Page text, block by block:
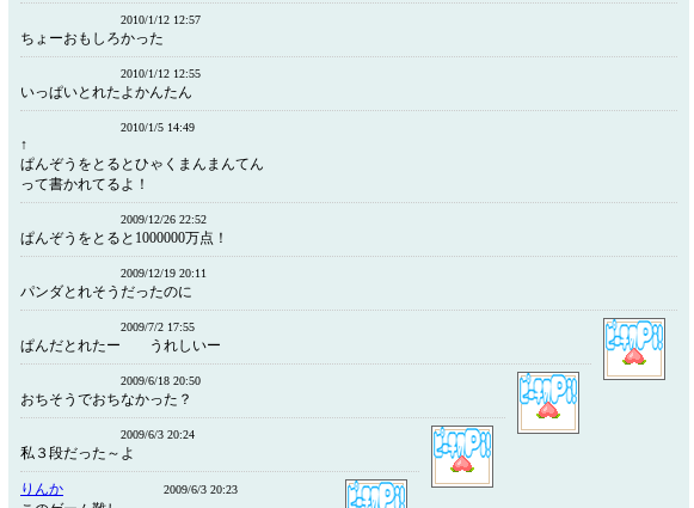
2010/1/12 12:57
ちょーおもしろかった
2010/1/12 12:55
いっぱいとれたよかんたん
2010/1/5 14:49
↑
ぱんぞうをとるとひゃくまんまんてん
って書かれてるよ！
2009/12/26 22:52
ぱんぞうをとると1000000万点！
2009/12/19 20:11
パンダとれそうだったのに
2009/7/2 17:55
ぱんだとれたー うれしいー
2009/6/18 20:50
おちそうでおちなかった？
2009/6/3 20:24
私３段だった～よ
りんか 2009/6/3 20:23